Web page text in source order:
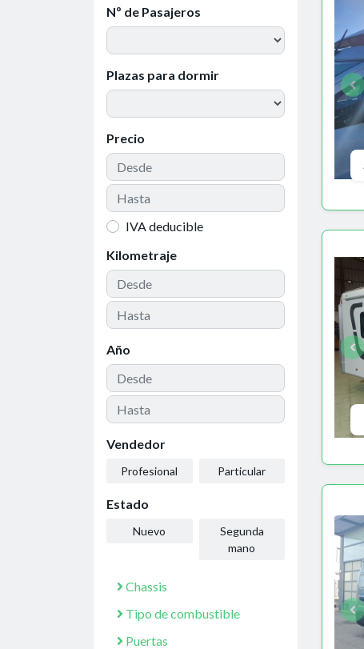
Nº de Pasajeros
Plazas para dormir
Precio
IVA deducible
Kilometraje
Año
Vendedor
Profesional Particular
Estado
Nuevo
Segunda
mano
Chassis
Tipo de combustible
Puertas